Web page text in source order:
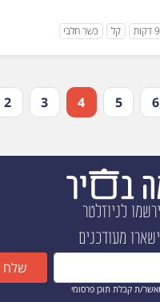
קל כשר חלבי
2 3 4 5 6
לניוזלטר
מעודכנים
ת קבלת תוכן פרסומי
שלח